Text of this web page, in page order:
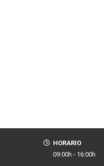
HORARIO
09:00h - 16:00h